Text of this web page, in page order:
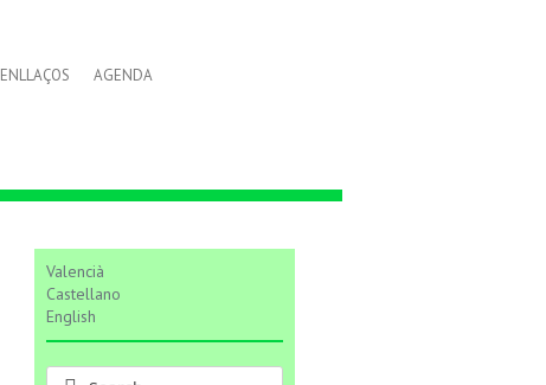
ENLLAÇOS AGENDA
Valencià
Castellano
English